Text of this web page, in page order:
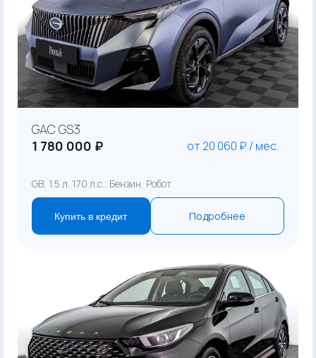
GAC GS3
1 780 000 ₽
от 20 060 ₽ / мес.
GB, 1.5 л. 170 л.с., Бензин, Робот
Купить в кредит Подробнее